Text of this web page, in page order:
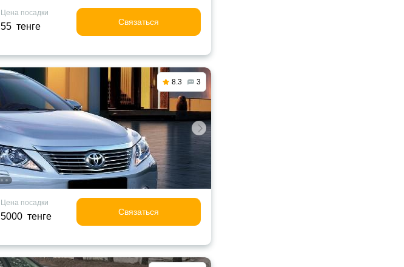
Цена посадки
55 тенге Связаться
8.3 3
Цена посадки
5000 тенге Связаться